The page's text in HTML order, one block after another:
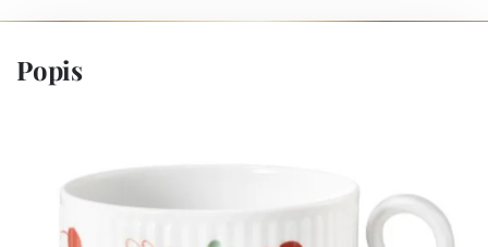
Popis